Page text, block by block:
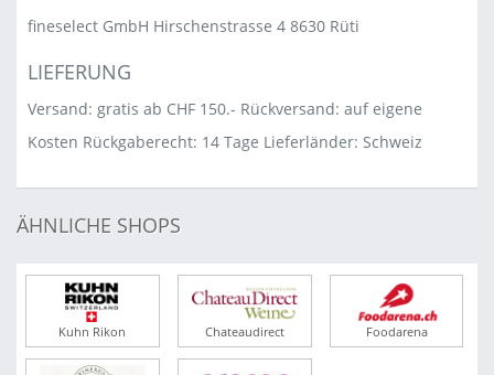
fineselect GmbH Hirschenstrasse 4 8630 Rüti
LIEFERUNG
Versand: gratis ab CHF 150.- Rückversand: auf eigene
Kosten Rückgaberecht: 14 Tage Lieferländer: Schweiz
ÄHNLICHE SHOPS
Kuhn Rikon Chateaudirect Foodarena